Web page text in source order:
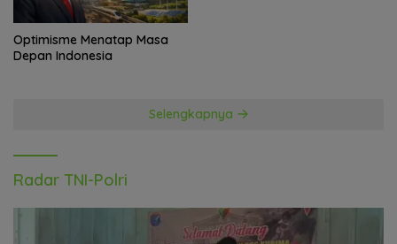
Optimisme Menatap Masa
Depan Indonesia
Selengkapnya
Radar TNI-Polri